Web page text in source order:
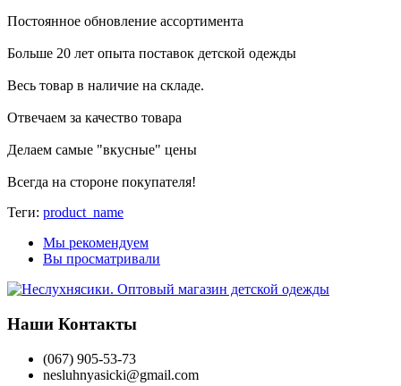
Постоянное обновление ассортимента
Больше 20 лет опыта поставок детской одежды
Весь товар в наличие на складе.
Отвечаем за качество товара
Делаем самые "вкусные" цены
Всегда на стороне покупателя!
Теги: product_name
Мы рекомендуем
Вы просматривали
Наши Контакты
(067) 905-53-73
nesluhnyasicki@gmail.com